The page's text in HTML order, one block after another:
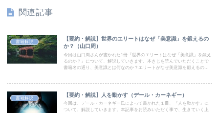
関連記事
書籍解説
【要約・解説】世界のエリートはなぜ「美意識」を鍛えるの
か？（山口周）
今回は山口周さんが書かれた1冊『世界のエリートはなぜ「美意識」を鍛え
るのか？』について、解説していきます。本きじを読んでいただくことで
書籍名の通り、美意識とは何なのか？エリートがなぜ美意識を鍛えるの
書籍解説
【要約・解説】人を動かす（デール・カーネギー）
今回は、デール・カーネギー氏によって書かれた１冊、『人を動かす』に
ついて、解説していきます。本記事をお読みいただく事で、生きていく上